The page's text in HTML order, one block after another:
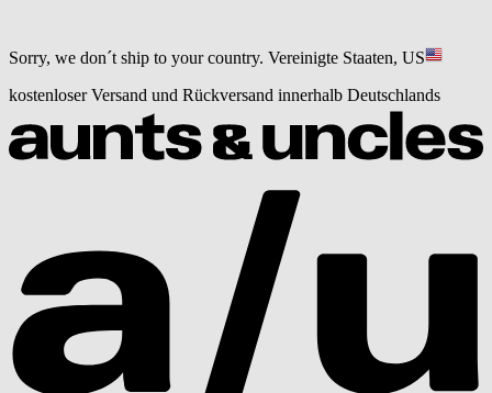
Sorry, we don´t ship to your country. Vereinigte Staaten, US
kostenloser Versand und Rückversand innerhalb Deutschlands